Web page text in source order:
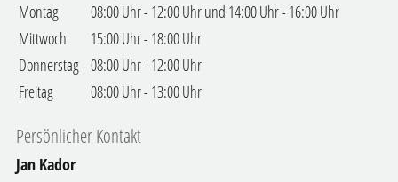
Montag
08:00 Uhr- 12:00 Uhrund 14:00 Uhr- 16:00 Uhr
Mittwoch
15:00 Uhr- 18:00 Uhr
Donnerstag 08:00 Uhr- 12:00 Uhr
Freitag
08:00 Uhr- 13:00 Uhr
Persönlicher Kontakt
Jan Kador